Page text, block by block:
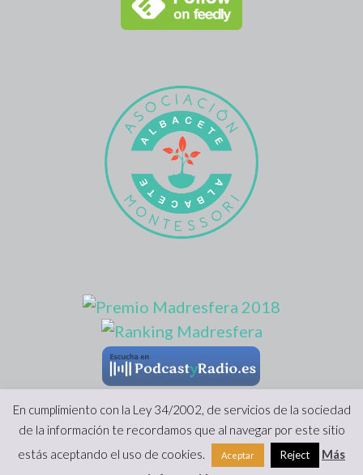
Copyright 2022 | Viviendo Montessori|Prensa
Aviso Legal y
Formulario de desestimiento|Hecho con
En cumplimiento con la Ley 34/2002, de servicios de la sociedad
de la información te recordamos que al navegar por este sitio
estás aceptando el uso de cookies.
Aceptar Reject
Más